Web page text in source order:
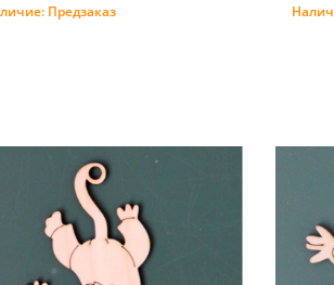
Предзаказ
Предзаказ